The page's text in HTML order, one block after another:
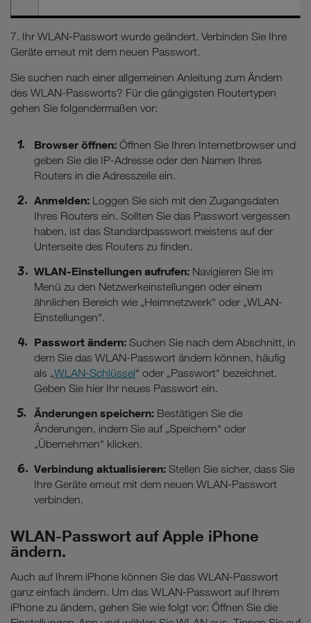
7. Ihr WLAN-Passwort wurde geändert. Verbinden Sie Ihre
Geräte erneut mit dem neuen Passwort.
Sie suchen nach einer allgemeinen Anleitung zum Ändern
des WLAN-Passworts? Für die gängigsten Routertypen
gehen Sie folgendermaßen vor:
Browser öffnen: Öffnen Sie Ihren Internetbrowser und
geben Sie die IP-Adresse oder den Namen Ihres
Routers in die Adresszeile ein.
Anmelden: Loggen Sie sich mit den Zugangsdaten
Ihres Routers ein. Sollten Sie das Passwort vergessen
haben, ist das Standardpasswort meistens auf der
Unterseite des Routers zu finden.
WLAN-Einstellungen aufrufen: Navigieren Sie im
Menü zu den Netzwerkeinstellungen oder einem
ähnlichen Bereich wie „Heimnetzwerk“ oder „WLAN-
Einstellungen“.
Passwort ändern: Suchen Sie nach dem Abschnitt, in
dem Sie das WLAN-Passwort ändern können, häufig
als „WLAN-Schlüssel“ oder „Passwort“ bezeichnet.
Geben Sie hier Ihr neues Passwort ein.
Änderungen speichern: Bestätigen Sie die
Änderungen, indem Sie auf „Speichern“ oder
„Übernehmen“ klicken.
Verbindung aktualisieren: Stellen Sie sicher, dass Sie
Ihre Geräte erneut mit dem neuen WLAN-Passwort
verbinden.
WLAN-Passwort auf Apple iPhone
ändern.
Auch auf Ihrem iPhone können Sie das WLAN-Passwort
ganz einfach ändern. Um das WLAN-Passwort auf Ihrem
iPhone zu ändern, gehen Sie wie folgt vor: Öffnen Sie die